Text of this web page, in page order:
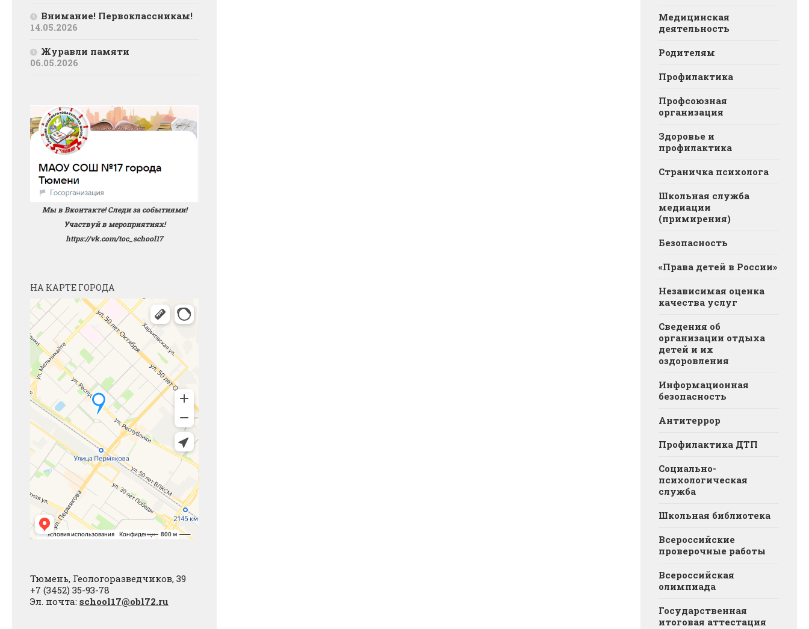
Внимание! Первоклассникам!
14.05.2026
Журавли памяти
06.05.2026
Мы в Вконтакте! Следи за событиями!
Участвуй в мероприятиях!
https://vk.com/toc_school17
НА КАРТЕ ГОРОДА
Тюмень, Геологоразведчиков, 39
+7 (3452) 35-93-78
Эл. почта: school17@obl72.ru
Медицинская
деятельность
Родителям
Профилактика
Профсоюзная
организация
Здоровье и
профилактика
Страничка психолога
Школьная служба
медиации
(примирения)
Безопасность
«Права детей в России»
Независимая оценка
качества услуг
Сведения об
организации отдыха
детей и их
оздоровления
Информационная
безопасность
Антитеррор
Профилактика ДТП
Социально-
психологическая
служба
Школьная библиотека
Всероссийские
проверочные работы
Всероссийская
олимпиада
Государственная
итоговая аттестация